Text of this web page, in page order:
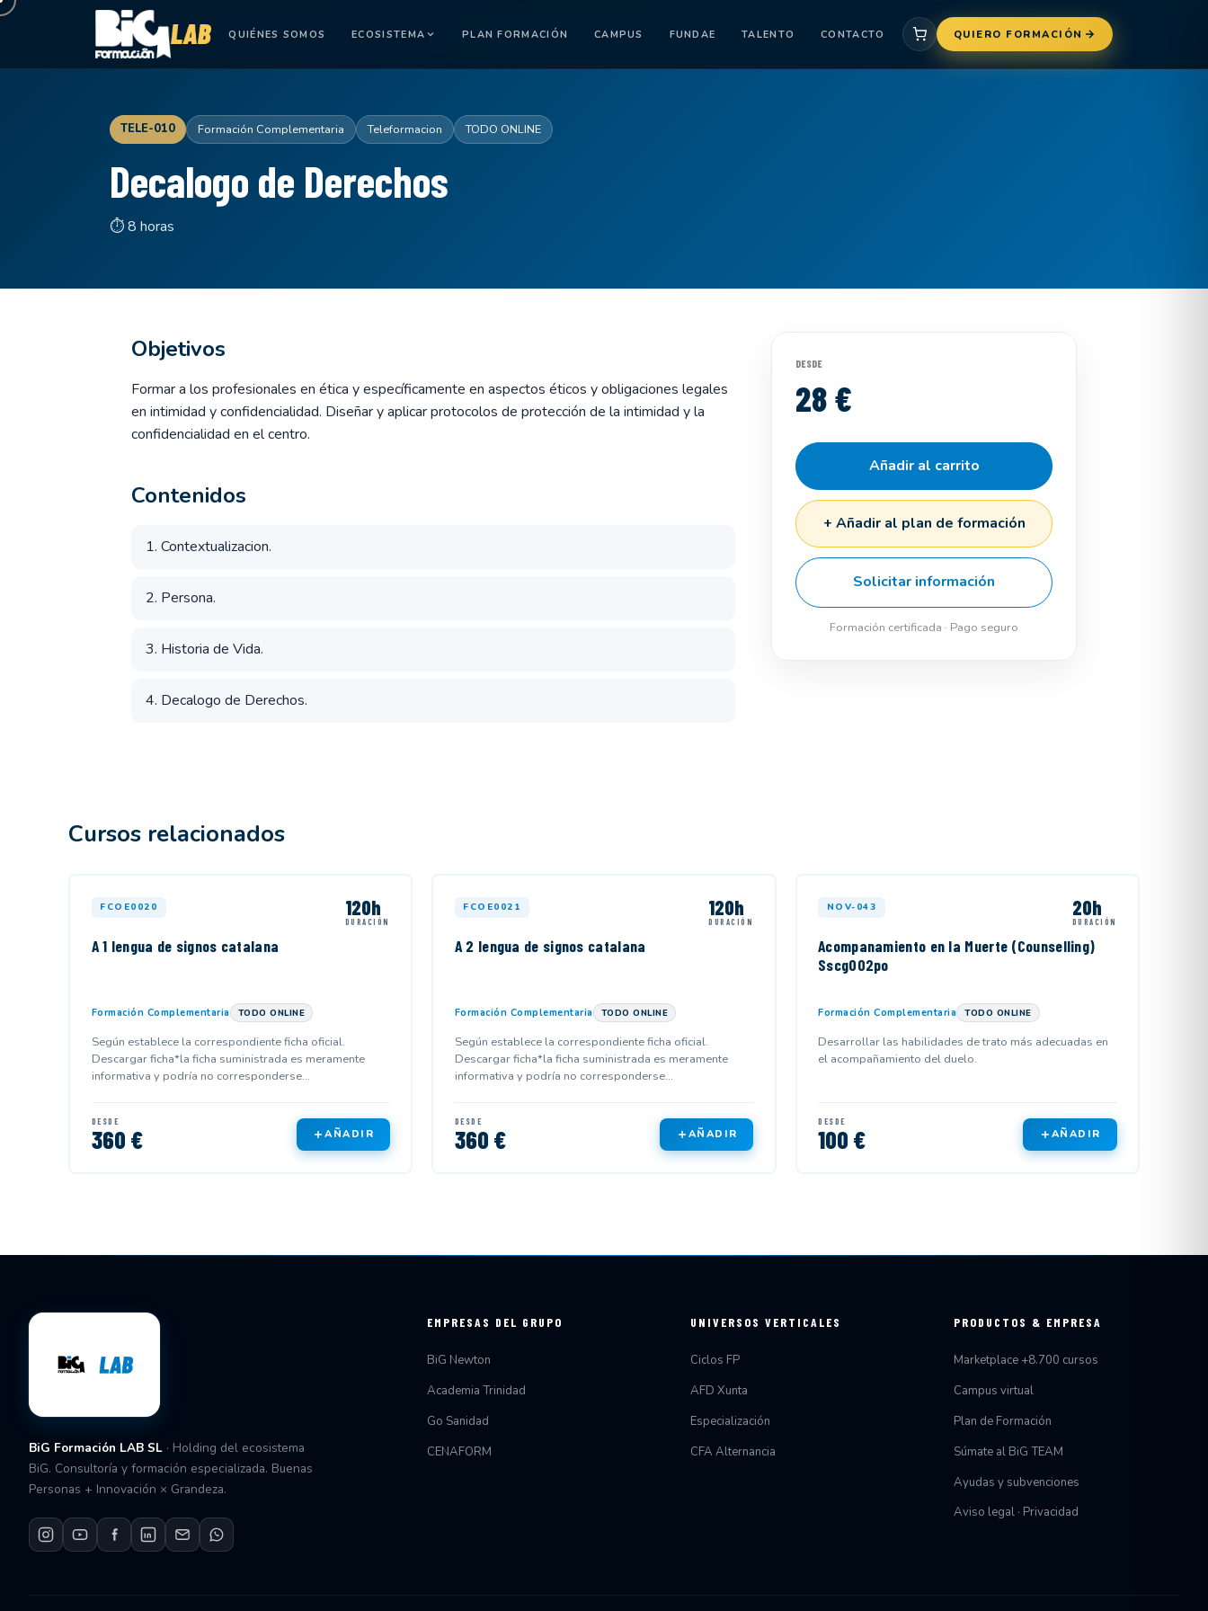
QUIÉNES SOMOS ECOSISTEMA PLAN FORMACIÓN CAMPUS FUNDAE TALENTO CONTACTO QUIERO FORMACIÓN
TELE-010 Formación Complementaria Teleformacion TODO ONLINE
Decalogo de Derechos
⏱ 8 horas
Objetivos
Formar a los profesionales en ética y específicamente en aspectos éticos y obligaciones legales
en intimidad y confidencialidad. Diseñar y aplicar protocolos de protección de la intimidad y la
confidencialidad en el centro.
Contenidos
1. Contextualizacion.
2. Persona.
3. Historia de Vida.
4. Decalogo de Derechos.
DESDE
28 €
Añadir al carrito
+ Añadir al plan de formación
Solicitar información
Formación certificada · Pago seguro
Cursos relacionados
FCOE0020 120h
DURACIÓN
A 1 lengua de signos catalana
Formación Complementaria TODO ONLINE
Según establece la correspondiente ficha oficial.
Descargar ficha*la ficha suministrada es meramente
informativa y podría no corresponderse...
DESDE
360 € AÑADIR
FCOE0021 120h
DURACIÓN
A 2 lengua de signos catalana
Formación Complementaria TODO ONLINE
Según establece la correspondiente ficha oficial.
Descargar ficha*la ficha suministrada es meramente
informativa y podría no corresponderse...
DESDE
360 € AÑADIR
NOV-043 20h
DURACIÓN
Acompanamiento en la Muerte (Counselling)
Sscg002po
Formación Complementaria TODO ONLINE
Desarrollar las habilidades de trato más adecuadas en
el acompañamiento del duelo.
DESDE
100 € AÑADIR
BiG Formación LAB SL · Holding del ecosistema
BiG. Consultoría y formación especializada. Buenas
Personas + Innovación × Grandeza.
EMPRESAS DEL GRUPO
BiG Newton
Academia Trinidad
Go Sanidad
CENAFORM
UNIVERSOS VERTICALES
Ciclos FP
AFD Xunta
Especialización
CFA Alternancia
PRODUCTOS & EMPRESA
Marketplace +8.700 cursos
Campus virtual
Plan de Formación
Súmate al BiG TEAM
Ayudas y subvenciones
Aviso legal · Privacidad